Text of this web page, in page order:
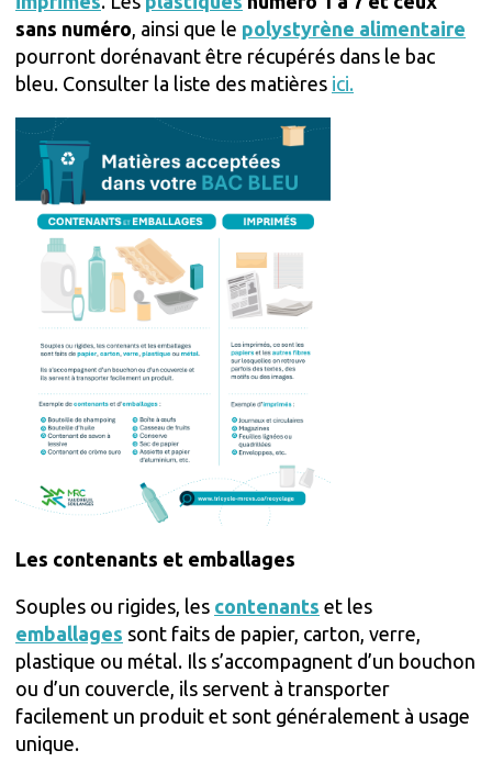
sans numéro, ainsi que le polystyrène alimentaire
pourront dorénavant être récupérés dans le bac
bleu. Consulter la liste des matières ici.
Les contenants et emballages
Souples ou rigides, les contenants et les
emballages sont faits de papier, carton, verre,
plastique ou métal. Ils s’accompagnent d’un bouchon
ou d’un couvercle, ils servent à transporter
facilement un produit et sont généralement à usage
unique.